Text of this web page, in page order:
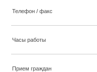
Телефон / факс
Часы работы
Прием граждан